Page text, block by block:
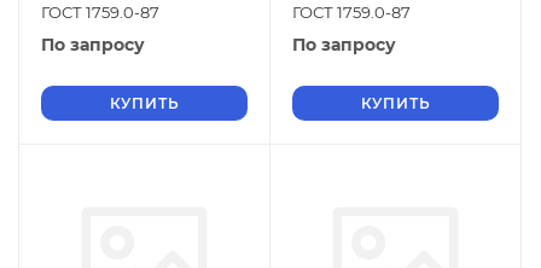
ГОСТ 1759.0-87
По запросу
КУПИТЬ
ГОСТ 1759.0-87
По запросу
КУПИТЬ